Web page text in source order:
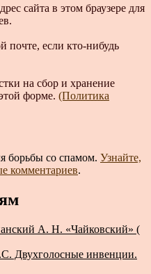
сайта в этом браузере для
почте, если кто-нибудь
на сбор и хранение
форме. (Политика
борьбы со спамом. Узнайте,
комментариев.
А. Н. «Чайковский» (
Двухголосные инвенции.